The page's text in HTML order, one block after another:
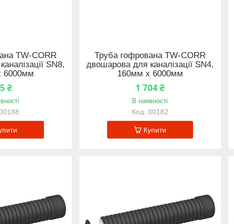
TW-CORR
SN8,
6000мм
₴
Труба гофрована TW-CORR
двошарова для каналізації SN4,
160мм x 6000мм
1 704 ₴
В наявності
00182
Купити